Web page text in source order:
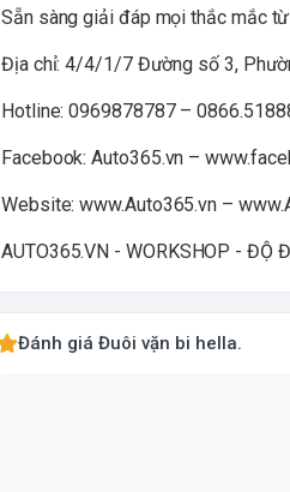
Sẵn sàng giải đáp mọi thắc mắc
Địa chỉ: 4/4/1/7 Đường số 3,
Hotline: 0969878787 –
Facebook: Auto365.vn –
Website: www.Auto365.vn –
AUTO365.VN - WORKSHOP - ĐỘ
Đánh giá Đuôi vặn bi hella.